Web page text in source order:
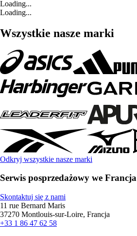
Loading...
Loading...
Wszystkie nasze marki
Odkryj wszystkie nasze marki
Serwis posprzedażowy we Francja
Skontaktuj się z nami
11 rue Bernard Maris
37270 Montlouis-sur-Loire, Francja
+33 1 86 47 62 58